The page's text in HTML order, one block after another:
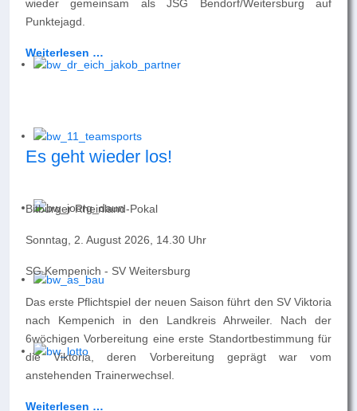
wieder gemeinsam als JSG Bendorf/Weitersburg auf
Punktejagd.
Weiterlesen …
Es geht wieder los!
Bitburger Rheinland-Pokal
Sonntag, 2. August 2026, 14.30 Uhr
SG Kempenich - SV Weitersburg
Das erste Pflichtspiel der neuen Saison führt den SV Viktoria
nach Kempenich in den Landkreis Ahrweiler. Nach der
6wöchigen Vorbereitung eine erste Standortbestimmung für
die Viktoria, deren Vorbereitung geprägt war vom
anstehenden Trainerwechsel.
Weiterlesen …